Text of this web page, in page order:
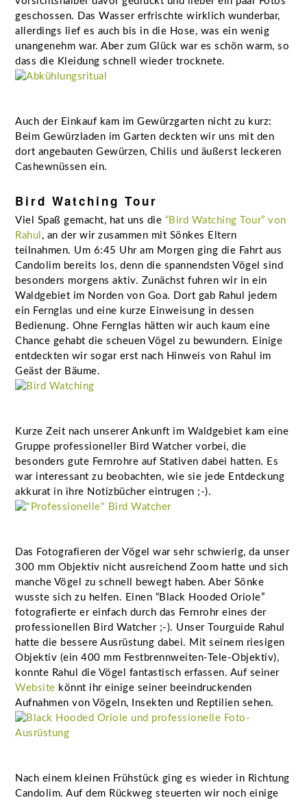
geschossen. Das Wasser erfrischte wirklich wunderbar,
allerdings lief es auch bis in die Hose, was ein wenig
unangenehm war. Aber zum Glück war es schön warm, so
dass die Kleidung schnell wieder trocknete.
Auch der Einkauf kam im Gewürzgarten nicht zu kurz:
Beim Gewürzladen im Garten deckten wir uns mit den
dort angebauten Gewürzen, Chilis und äußerst leckeren
Cashewnüssen ein.
Bird Watching Tour
Viel Spaß gemacht, hat uns die “Bird Watching Tour” von
Rahul , an der wir zusammen mit Sönkes Eltern
teilnahmen. Um 6:45 Uhr am Morgen ging die Fahrt aus
Candolim bereits los, denn die spannendsten Vögel sind
besonders morgens aktiv. Zunächst fuhren wir in ein
Waldgebiet im Norden von Goa. Dort gab Rahul jedem
ein Fernglas und eine kurze Einweisung in dessen
Bedienung. Ohne Fernglas hätten wir auch kaum eine
Chance gehabt die scheuen Vögel zu bewundern. Einige
entdeckten wir sogar erst nach Hinweis von Rahul im
Geäst der Bäume.
Kurze Zeit nach unserer Ankunft im Waldgebiet kam eine
Gruppe professioneller Bird Watcher vorbei, die
besonders gute Fernrohre auf Stativen dabei hatten. Es
war interessant zu beobachten, wie sie jede Entdeckung
akkurat in ihre Notizbücher eintrugen ;-).
Das Fotografieren der Vögel war sehr schwierig, da unser
300 mm Objektiv nicht ausreichend Zoom hatte und sich
manche Vögel zu schnell bewegt haben. Aber Sönke
wusste sich zu helfen. Einen “Black Hooded Oriole”
fotografierte er einfach durch das Fernrohr eines der
professionellen Bird Watcher ;-). Unser Tourguide Rahul
hatte die bessere Ausrüstung dabei. Mit seinem riesigen
Objektiv (ein 400 mm Festbrennweiten-Tele-Objektiv),
konnte Rahul die Vögel fantastisch erfassen. Auf seiner
Website könnt ihr einige seiner beeindruckenden
Aufnahmen von Vögeln, Insekten und Reptilien sehen.
Nach einem kleinen Frühstück ging es wieder in Richtung
Candolim. Auf dem Rückweg steuerten wir noch einige